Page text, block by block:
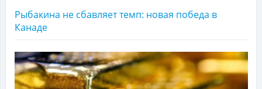
Рыбакина не сбавляет темп: новая победа в
Канаде